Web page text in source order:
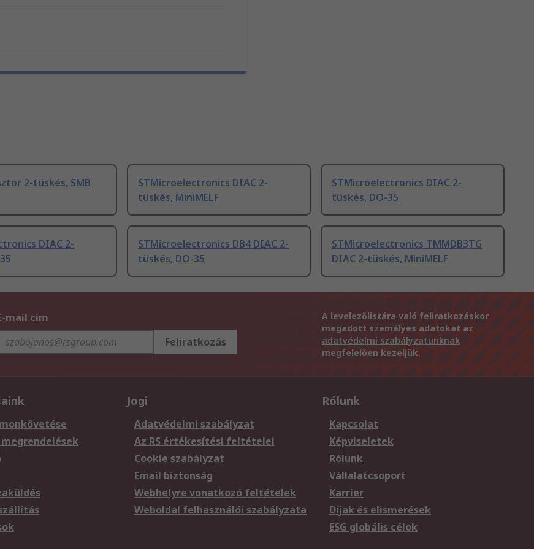
2-tüskés, SMB
STMicroelectronics DIAC 2-
tüskés, MiniMELF
STMicroelectronics DIAC 2-
tüskés, DO-35
DIAC 2-
STMicroelectronics DB4 DIAC 2-
tüskés, DO-35
STMicroelectronics TMMDB3TG
DIAC 2-tüskés, MiniMELF
mail cím
Feliratkozás
A levelezőlistára való feliratkozáskor
megadott személyes adatokat az
adatvédelmi szabályzatunknak
megfelelően kezeljük.
Jogi
Adatvédelmi szabályzat
Az RS értékesítési feltételei
Cookie szabályzat
Email biztonság
Webhelyre vonatkozó feltételek
Weboldal felhasználói szabályzata
Rólunk
Kapcsolat
Képviseletek
Rólunk
Vállalatcsoport
Karrier
Díjak és elismerések
ESG globális célok